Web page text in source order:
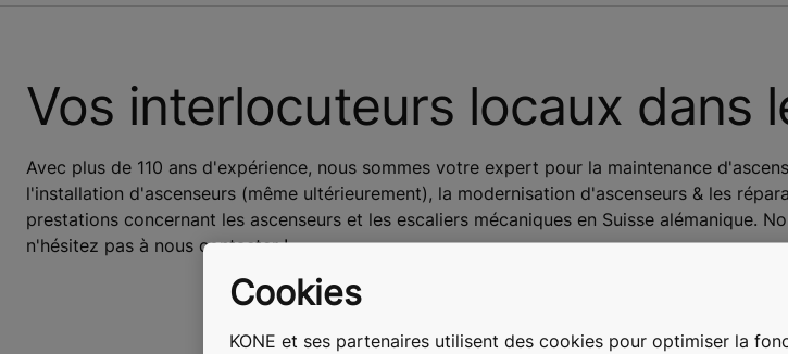
Vos interlocuteurs locaux dans
Avec plus de 110 ans d'expérience, nous sommes votre expert pour la maintenance
l'installation d'ascenseurs (même ultérieurement), la modernisation d'ascenseurs & les
prestations concernant les ascenseurs et les escaliers mécaniques en Suisse alémanique.
n'hésitez pas à nous contacter !
Cookies
KONE et ses partenaires utilisent des cookies pour optimiser la